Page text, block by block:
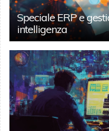
Speciale ERP e
intelligenza